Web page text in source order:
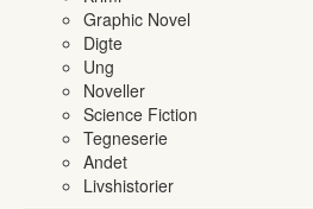
Graphic Novel
Digte
Ung
Noveller
Science Fiction
Tegneserie
Andet
Livshistorier